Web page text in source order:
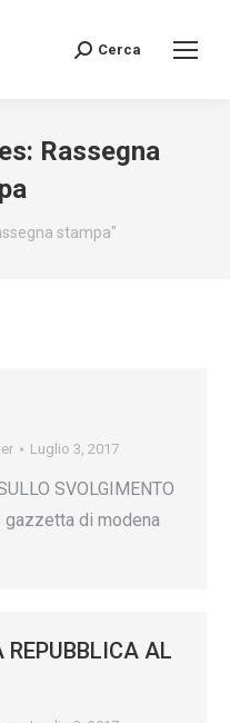
Search:
Cerca
Rassegna
stampa"
Luglio 3, 2017
SVOLGIMENTO
gazzetta di modena
REPUBBLICA AL